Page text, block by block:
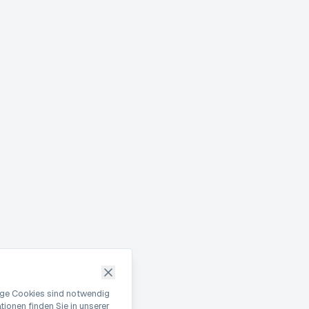
Cookies sind notwendig
finden Sie in unserer